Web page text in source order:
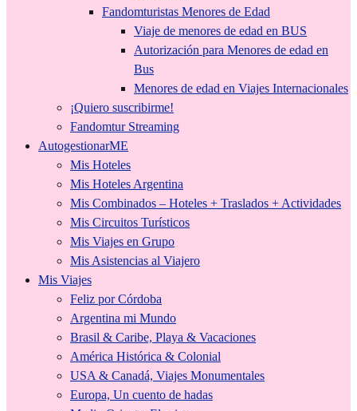
Fandomturistas Menores de Edad
Viaje de menores de edad en BUS
Autorización para Menores de edad en
Bus
Menores de edad en Viajes Internacionales
¡Quiero suscribirme!
Fandomtur Streaming
AutogestionarME
Mis Hoteles
Mis Hoteles Argentina
Mis Combinados – Hoteles + Traslados + Actividades
Mis Circuitos Turísticos
Mis Viajes en Grupo
Mis Asistencias al Viajero
Mis Viajes
Feliz por Córdoba
Argentina mi Mundo
Brasil & Caribe, Playa & Vacaciones
América Histórica & Colonial
USA & Canadá, Viajes Monumentales
Europa, Un cuento de hadas